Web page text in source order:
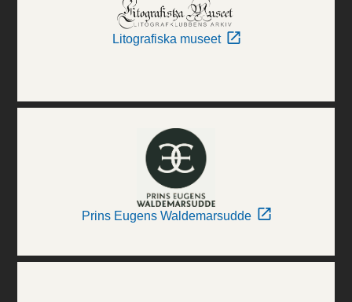
Litografiska museet
Prins Eugens Waldemarsudde